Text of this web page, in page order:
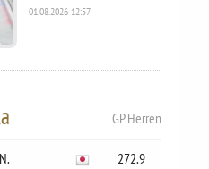
01.08.2026 12:57
GP Herren
272.9